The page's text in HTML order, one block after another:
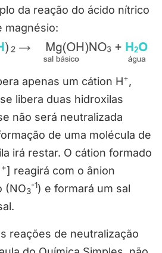
da reação do ácido nítrico
magnésio:
apenas um cátion H+,
libera duas hidroxilas
não será neutralizada
de uma molécula de
irá restar. O cátion formado
+] reagirá com o ânion
(NO3
-1) e formará um sal
reações de neutralização